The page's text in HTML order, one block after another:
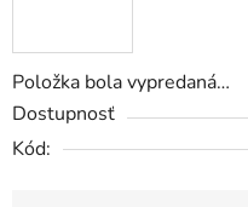
Položka bola vypredaná…
Dostupnosť
Kód: